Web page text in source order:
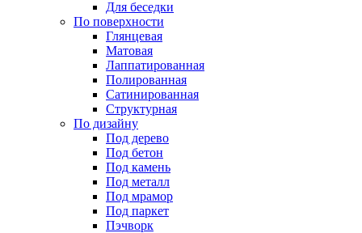
Для беседки
По поверхности
Глянцевая
Матовая
Лаппатированная
Полированная
Сатинированная
Структурная
По дизайну
Под дерево
Под бетон
Под камень
Под металл
Под мрамор
Под паркет
Пэчворк